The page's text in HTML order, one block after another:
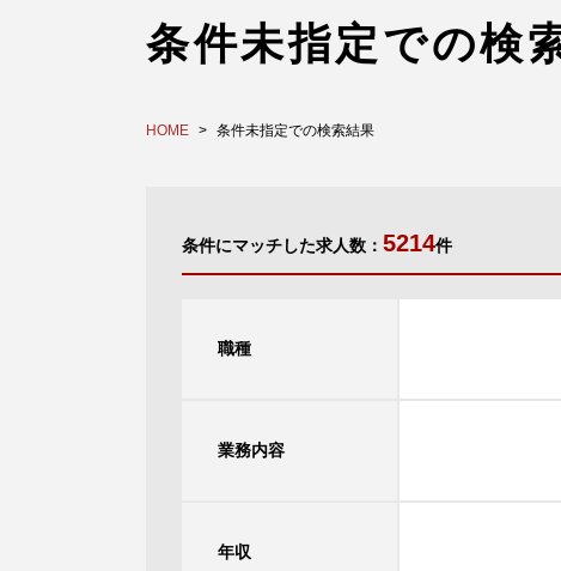
条件未指定での検
HOME 条件未指定での検索結果
条件にマッチした求人数： 5214件
職種
業務内容
年収